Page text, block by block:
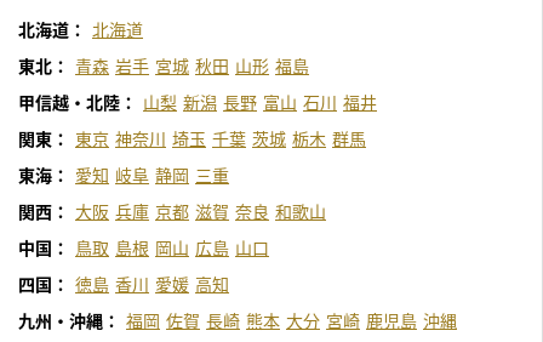
北海道： 北海道
東北： 青森 岩手 宮城 秋田 山形 福島
甲信越・北陸：
山梨 新潟 長野 富山 石川 福井
関東：
東京 神奈川 埼玉 千葉 茨城 栃木 群馬
東海：
愛知 岐阜 静岡 三重
関西： 大阪 兵庫 京都 滋賀 奈良 和歌山
中国：
鳥取 島根 岡山 広島 山口
四国： 徳島 香川 愛媛 高知
九州・沖縄： 福岡 佐賀 長崎 熊本 大分 宮崎 鹿児島 沖縄